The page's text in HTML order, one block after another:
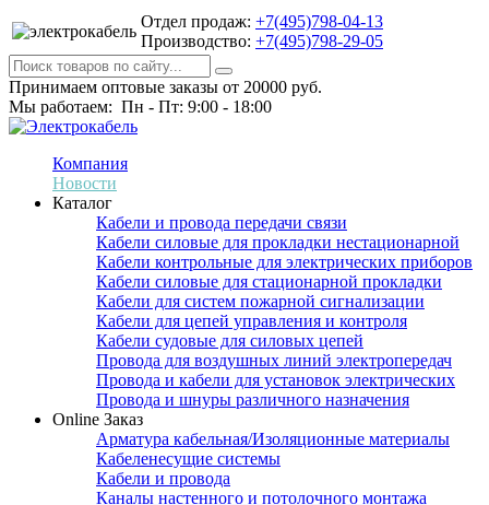
Отдел продаж: +7(495)798-04-13
Производство: +7(495)798-29-05
Принимаем оптовые заказы от 20000 руб.
Мы работаем: Пн - Пт: 9:00 - 18:00
Компания
Новости
Каталог
Кабели и провода передачи связи
Кабели силовые для прокладки нестационарной
Кабели контрольные для электрических приборов
Кабели силовые для стационарной прокладки
Кабели для систем пожарной сигнализации
Кабели для цепей управления и контроля
Кабели судовые для силовых цепей
Провода для воздушных линий электропередач
Провода и кабели для установок электрических
Провода и шнуры различного назначения
Online Заказ
Арматура кабельная/Изоляционные материалы
Кабеленесущие системы
Кабели и провода
Каналы настенного и потолочного монтажа